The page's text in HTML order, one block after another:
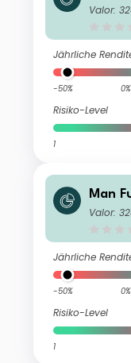
ging
Valor:
Jährliche
-50% 0%
Risiko-Level
1
Man
ging
Valor:
Jährliche
-50% 0%
Risiko-Level
1